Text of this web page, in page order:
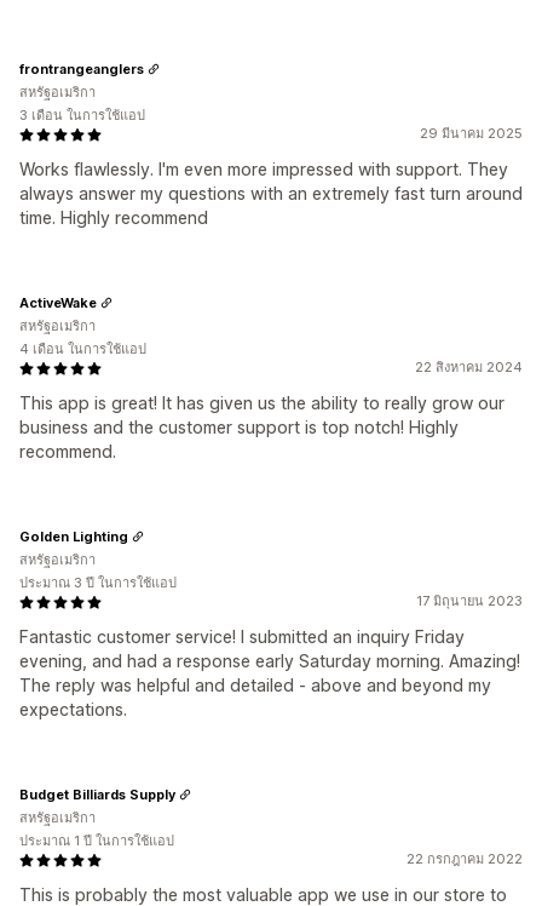
29 มีนาคม 2025
Works flawlessly. I'm even more impressed with support. They
always answer my questions with an extremely fast turn around
time. Highly recommend
frontrangeanglers
สหรัฐอเมริกา
3 เดือน ในการใช้แอป
22 สิงหาคม 2024
This app is great! It has given us the ability to really grow our
business and the customer support is top notch! Highly
recommend.
ActiveWake
สหรัฐอเมริกา
4 เดือน ในการใช้แอป
17 มิถุนายน 2023
Fantastic customer service! I submitted an inquiry Friday
evening, and had a response early Saturday morning. Amazing!
The reply was helpful and detailed - above and beyond my
expectations.
Golden Lighting
สหรัฐอเมริกา
ประมาณ 3 ปี ในการใช้แอป
22 กรกฎาคม 2022
This is probably the most valuable app we use in our store to
Budget Billiards Supply
สหรัฐอเมริกา
ประมาณ 1 ปี ในการใช้แอป